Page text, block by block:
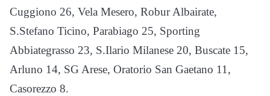
Cuggiono 26, Vela Mesero, Robur Albairate,
S.Stefano Ticino, Parabiago 25, Sporting
Abbiategrasso 23, S.Ilario Milanese 20, Buscate 15,
Arluno 14, SG Arese, Oratorio San Gaetano 11,
Casorezzo 8.